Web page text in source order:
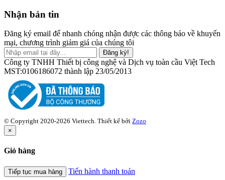
Nhận bản tin
Đăng ký email để nhanh chóng nhận được các thông báo về khuyến
mại, chương trình giảm giá của chúng tôi
Đăng ký!
Công ty TNHH Thiết bị công nghệ và Dịch vụ toàn cầu Việt Tech
MST:0106186072 thành lập 23/05/2013
© Copyright 2020-2026 Viettech. Thiết kế bởi Zozo
×
Giỏ hàng
Tiếp tục mua hàng Tiến hành thanh toán